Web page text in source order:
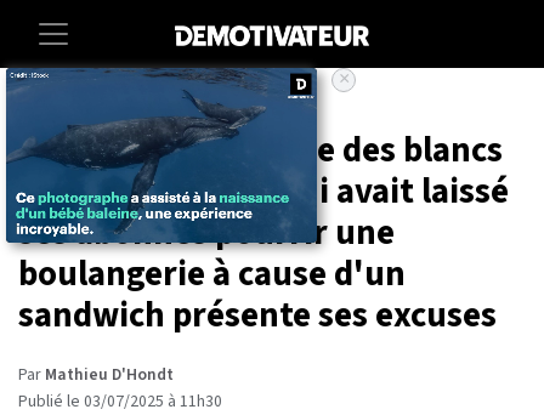
Lifestyle
« Je n'ai pas la haine des blancs
» : la TikTokeuse qui avait laissé
ses abonnés pourrir une
boulangerie à cause d'un
sandwich présente ses excuses
Par Mathieu D'Hondt
Publié le 03/07/2025 à 11h30
×